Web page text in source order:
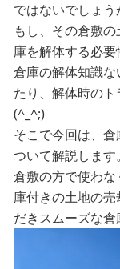
ではないでしょう
もし、その倉敷
庫を解体する必
倉庫の解体知識
たり、解体時の
(^_^;)
そこで今回は、
ついて解説します。
倉敷の方で使わ
庫付きの土地の
だきスムーズな